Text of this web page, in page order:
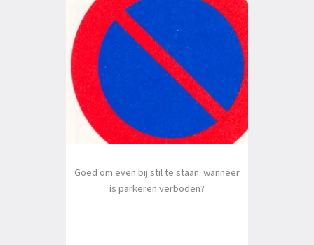
Goed om even bij stil te staan: wanneer
is parkeren verboden?